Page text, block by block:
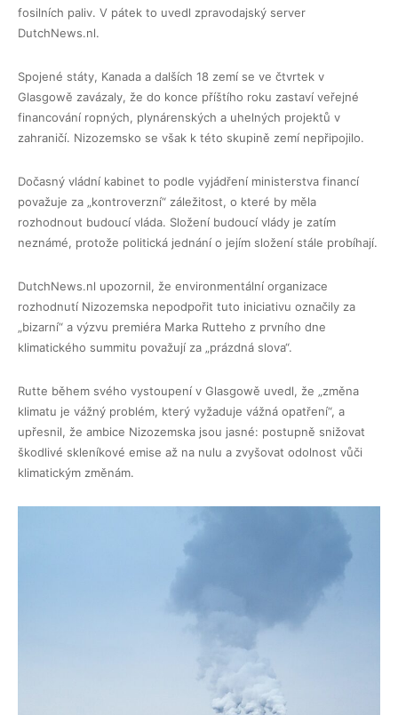
fosilních paliv. V pátek to uvedl zpravodajský server
DutchNews.nl.
Spojené státy, Kanada a dalších 18 zemí se ve čtvrtek v
Glasgowě zavázaly, že do konce příštího roku zastaví veřejné
financování ropných, plynárenských a uhelných projektů v
zahraničí. Nizozemsko se však k této skupině zemí nepřipojilo.
Dočasný vládní kabinet to podle vyjádření ministerstva financí
považuje za „kontroverzní“ záležitost, o které by měla
rozhodnout budoucí vláda. Složení budoucí vlády je zatím
neznámé, protože politická jednání o jejím složení stále probíhají.
DutchNews.nl upozornil, že environmentální organizace
rozhodnutí Nizozemska nepodpořit tuto iniciativu označily za
„bizarní“ a výzvu premiéra Marka Rutteho z prvního dne
klimatického summitu považují za „prázdná slova“.
Rutte během svého vystoupení v Glasgowě uvedl, že „změna
klimatu je vážný problém, který vyžaduje vážná opatření“, a
upřesnil, že ambice Nizozemska jsou jasné: postupně snižovat
škodlivé skleníkové emise až na nulu a zvyšovat odolnost vůči
klimatickým změnám.